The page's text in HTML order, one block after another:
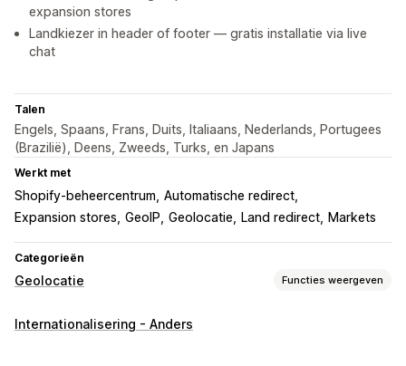
expansion stores
Landkiezer in header of footer — gratis installatie via live
chat
Talen
Engels, Spaans, Frans, Duits, Italiaans, Nederlands, Portugees
(Brazilië), Deens, Zweeds, Turks, en Japans
Werkt met
Shopify-beheercentrum Automatische redirect
Expansion stores GeoIP Geolocatie Land redirect Markets
Categorieën
Geolocatie Functies weergeven
Blokkering
Internationalisering - Anders